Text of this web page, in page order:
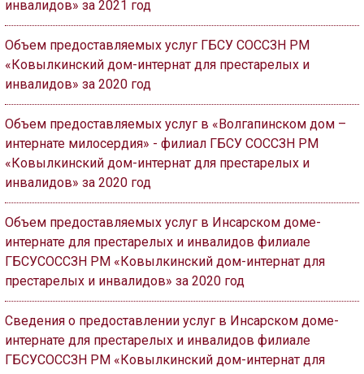
инвалидов» за 2021 год
Объем предоставляемых услуг ГБСУ СОССЗН РМ
«Ковылкинский дом-интернат для престарелых и
инвалидов» за 2020 год
Объем предоставляемых услуг в «Волгапинском дом –
интернате милосердия» - филиал ГБСУ СОССЗН РМ
«Ковылкинский дом-интернат для престарелых и
инвалидов» за 2020 год
Объем предоставляемых услуг в Инсарском доме-
интернате для престарелых и инвалидов филиале
ГБСУСОССЗН РМ «Ковылкинский дом-интернат для
престарелых и инвалидов» за 2020 год
Сведения о предоставлении услуг в Инсарском доме-
интернате для престарелых и инвалидов филиале
ГБСУСОССЗН РМ «Ковылкинский дом-интернат для